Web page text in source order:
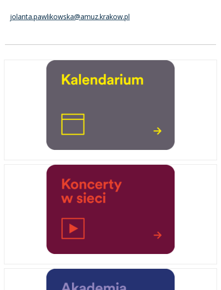
jolanta.pawlikowska@amuz.krakow.pl